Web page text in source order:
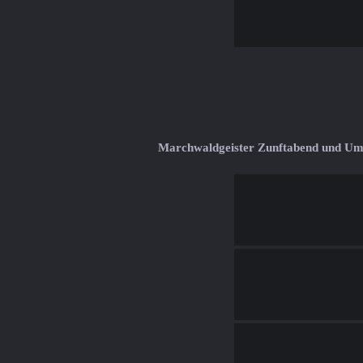
Marchwaldgeister Zunftabend und